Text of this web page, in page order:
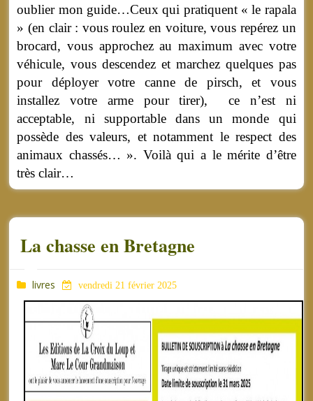
oublier mon guide…Ceux qui pratiquent « le rapala
» (en clair : vous roulez en voiture, vous repérez un
brocard, vous approchez au maximum avec votre
véhicule, vous descendez et marchez quelques pas
pour déployer votre canne de pirsch, et vous
installez votre arme pour tirer), ce n’est ni
acceptable, ni supportable dans un monde qui
possède des valeurs, et notamment le respect des
animaux chassés… ». Voilà qui a le mérite d’être
très clair…
La chasse en Bretagne
livres vendredi 21 février 2025